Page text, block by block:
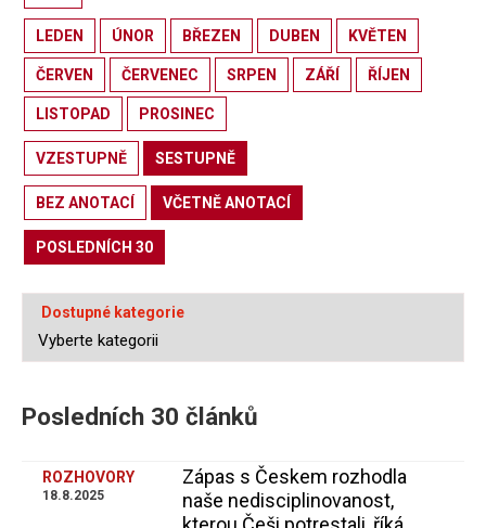
LEDEN ÚNOR BŘEZEN DUBEN KVĚTEN
ČERVEN ČERVENEC SRPEN ZÁŘÍ ŘÍJEN
LISTOPAD PROSINEC
VZESTUPNĚ SESTUPNĚ
BEZ ANOTACÍ VČETNĚ ANOTACÍ
POSLEDNÍCH 30
Dostupné kategorie
Posledních 30 článků
ROZHOVORY
18.8.2025
Zápas s Českem rozhodla
naše nedisciplinovanost,